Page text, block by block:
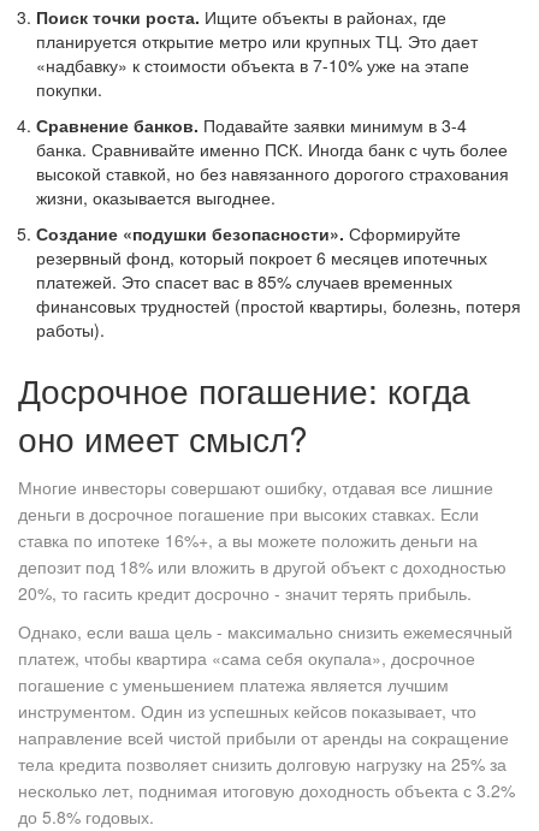
Поиск точки роста. Ищите объекты в районах, где
планируется открытие метро или крупных ТЦ. Это дает
«надбавку» к стоимости объекта в 7-10% уже на этапе
покупки.
Сравнение банков. Подавайте заявки минимум в 3-4
банка. Сравнивайте именно ПСК. Иногда банк с чуть более
высокой ставкой, но без навязанного дорогого страхования
жизни, оказывается выгоднее.
Создание «подушки безопасности». Сформируйте
резервный фонд, который покроет 6 месяцев ипотечных
платежей. Это спасет вас в 85% случаев временных
финансовых трудностей (простой квартиры, болезнь, потеря
работы).
Досрочное погашение: когда
оно имеет смысл?
Многие инвесторы совершают ошибку, отдавая все лишние
деньги в досрочное погашение при высоких ставках. Если
ставка по ипотеке 16%+, а вы можете положить деньги на
депозит под 18% или вложить в другой объект с доходностью
20%, то гасить кредит досрочно - значит терять прибыль.
Однако, если ваша цель - максимально снизить ежемесячный
платеж, чтобы квартира «сама себя окупала», досрочное
погашение с уменьшением платежа является лучшим
инструментом. Один из успешных кейсов показывает, что
направление всей чистой прибыли от аренды на сокращение
тела кредита позволяет снизить долговую нагрузку на 25% за
несколько лет, поднимая итоговую доходность объекта с 3.2%
до 5.8% годовых.